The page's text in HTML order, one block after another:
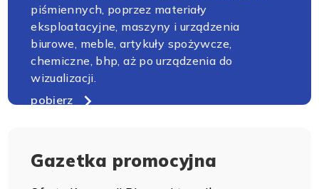
piśmiennych, poprzez materiały
eksploatacyjne, maszyny i urządzenia
biurowe, meble, artykuły spożywcze,
chemiczne, bhp, aż po urządzenia do
wizualizacji.
pobierz
Gazetka promocyjna